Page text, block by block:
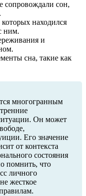
сопровождали сон,
которых находился
ним.
и
сна, такие как
многогранным
Он может
Его значение
от контекста
состояния
помнить, что
личного
жесткое